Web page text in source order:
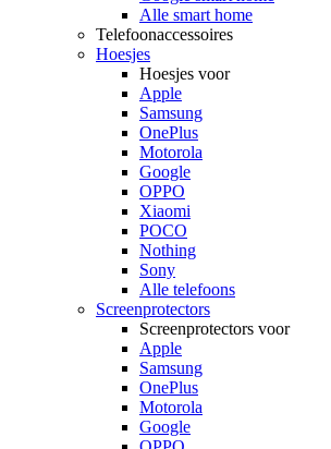
Alle smart home
Telefoonaccessoires
Hoesjes
Hoesjes voor
Apple
Samsung
OnePlus
Motorola
Google
OPPO
Xiaomi
POCO
Nothing
Sony
Alle telefoons
Screenprotectors
Screenprotectors voor
Apple
Samsung
OnePlus
Motorola
Google